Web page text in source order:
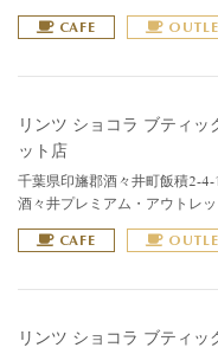
CAFE
リンツ ショコラ ブティ
ット店
千葉県印旛郡酒々井町飯積2-4-1
酒々井プレミアム・アウトレ
CAFE
リンツ ショコラ ブティ